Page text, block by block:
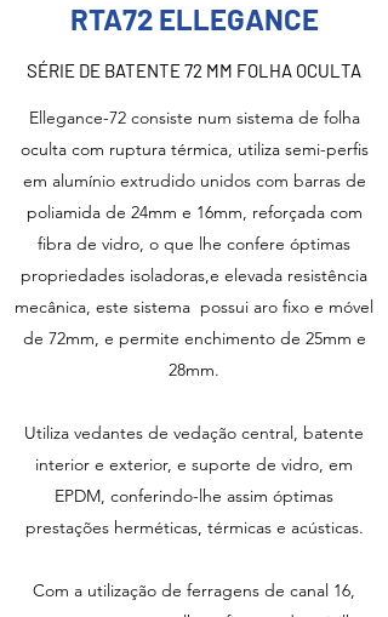
RTA72 ELLEGANCE
SÉRIE DE BATENTE 72 MM FOLHA OCULTA
Ellegance-72 consiste num sistema de folha
oculta com ruptura térmica, utiliza semi-perfis
em alumínio extrudido unidos com barras de
poliamida de 24mm e 16mm, reforçada com
fibra de vidro, o que lhe confere óptimas
propriedades isoladoras,e elevada resistência
mecânica, este sistema possui aro fixo e móvel
de 72mm, e permite enchimento de 25mm e
28mm.
Utiliza vedantes de vedação central, batente
interior e exterior, e suporte de vidro, em
EPDM, conferindo-lhe assim óptimas
prestações herméticas, térmicas e acústicas.
Com a utilização de ferragens de canal 16,